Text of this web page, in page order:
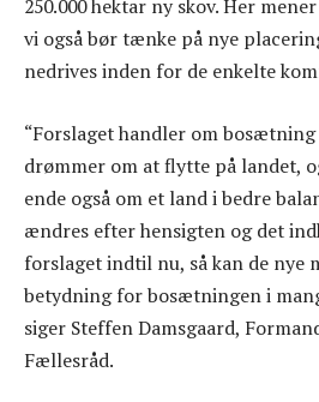
250.000 hektar ny skov. Her
vi også bør tænke på nye
nedrives inden for de enkelte
“Forslaget handler om
drømmer om at flytte på landet,
ende også om et land i bedre
ændres efter hensigten og det
forslaget indtil nu, så kan de nye
betydning for bosætningen i
siger Steffen Damsgaard,
Fællesråd.